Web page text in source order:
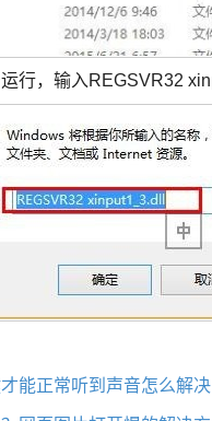
行，输入REGSVR32
能正常听到声音怎么解决